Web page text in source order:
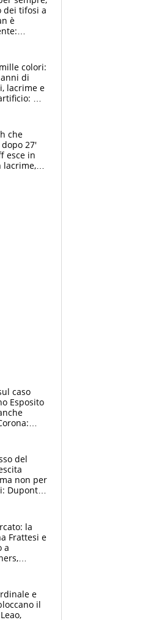
dei tifosi
dei tifosi a
è
colori:
di
lacrime e
De
che
27'
esce in
lacrime,
caso
Esposito
del
non per
Dupont
la
Frattesi e
a
e
il